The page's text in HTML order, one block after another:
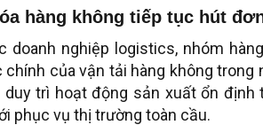
hàng không tiếp tục hút
doanh nghiệp logistics, nhóm
của vận tải hàng không trong
duy trì hoạt động sản xuất ổn
phục vụ thị trường toàn cầu.